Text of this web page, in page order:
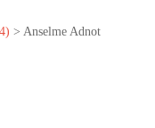
> Anselme Adnot